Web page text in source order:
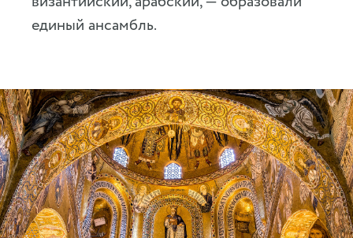
единый ансамбль.